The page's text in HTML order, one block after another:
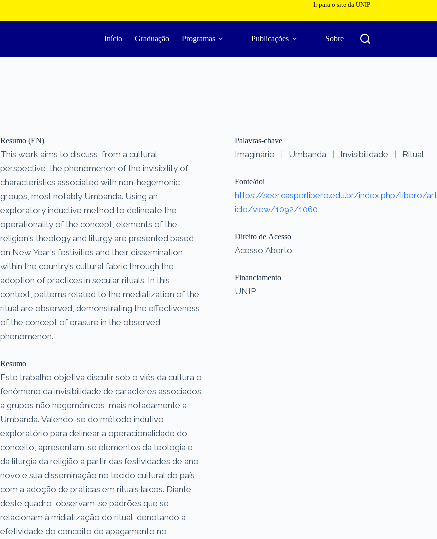
Ir para o site da UNIP
Início Graduação Programas Publicações Sobre
Resumo (EN)
This work aims to discuss, from a cultural
perspective, the phenomenon of the invisibility of
characteristics associated with non-hegemonic
groups, most notably Umbanda. Using an
exploratory inductive method to delineate the
operationality of the concept, elements of the
religion's theology and liturgy are presented based
on New Year's festivities and their dissemination
within the country's cultural fabric through the
adoption of practices in secular rituals. In this
context, patterns related to the mediatization of the
ritual are observed, demonstrating the effectiveness
of the concept of erasure in the observed
phenomenon.
Resumo
Este trabalho objetiva discutir sob o viés da cultura o
fenômeno da invisibilidade de caracteres associados
a grupos não hegemônicos, mais notadamente a
Umbanda. Valendo-se do método indutivo
exploratório para delinear a operacionalidade do
conceito, apresentam-se elementos da teologia e
da liturgia da religião a partir das festividades de ano
novo e sua disseminação no tecido cultural do país
com a adoção de práticas em rituais laicos. Diante
deste quadro, observam-se padrões que se
relacionam à midiatização do ritual, denotando a
efetividade do conceito de apagamento no
Palavras-chave
Imaginário | Umbanda | Invisibilidade | Ritual
Fonte/doi
https://seer.casperlibero.edu.br/index.php/libero/art
icle/view/1092/1060
Direito de Acesso
Acesso Aberto
Financiamento
UNIP